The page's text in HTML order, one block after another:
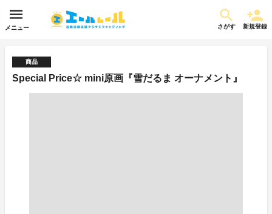
メニュー さがす 新規登録
商品
Special Price☆ mini原画『雪だるま オーナメント』